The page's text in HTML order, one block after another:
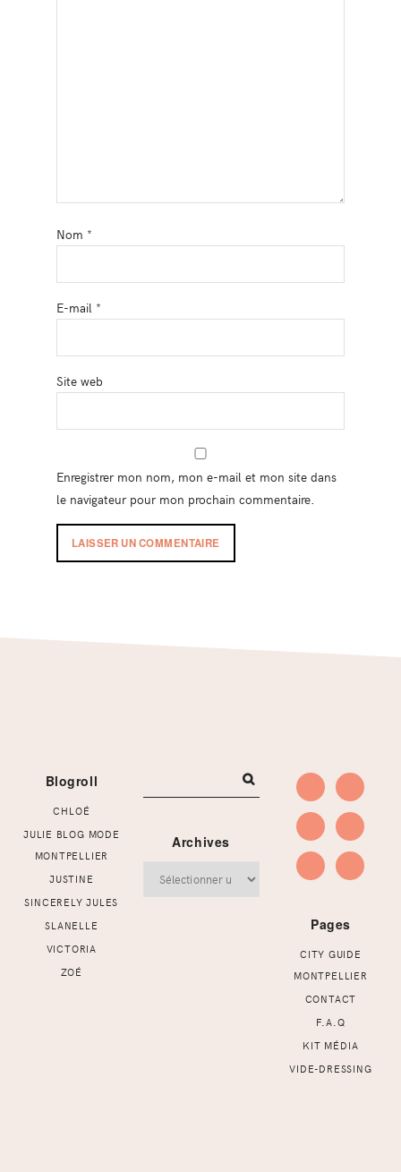
Nom *
E-mail *
Site web
Enregistrer mon nom, mon e-mail et mon site dans
le navigateur pour mon prochain commentaire.
Blogroll
CHLOÉ
JULIE BLOG MODE
MONTPELLIER
JUSTINE
SINCERELY JULES
SLANELLE
VICTORIA
ZOÉ
Archives
Pages
CITY GUIDE
MONTPELLIER
CONTACT
F.A.Q
KIT MÉDIA
VIDE-DRESSING